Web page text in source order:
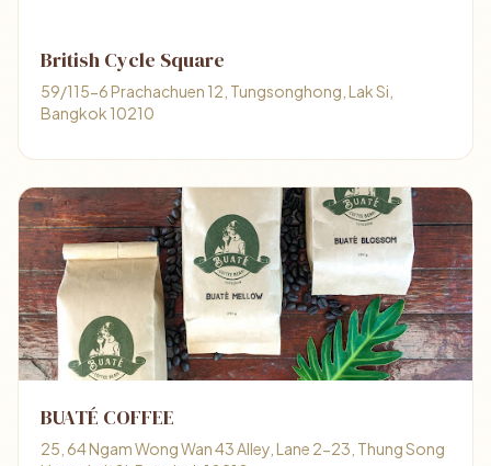
British Cycle Square
59/115-6 Prachachuen 12, Tungsonghong, Lak Si,
Bangkok 10210
BUATÉ COFFEE
25, 64 Ngam Wong Wan 43 Alley, Lane 2-23, Thung Song